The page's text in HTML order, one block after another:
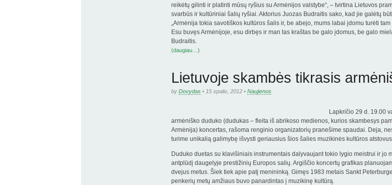
reikėtų gilinti ir platinti mūsų ryšius su Armėnijos valstybe“, – tvirtina Lietuvos
svarbūs ir kultūriniai šalių ryšiai. Aktorius Juozas Budraitis sako, kad jie galėtų
„Armėnija tokia savotiškos kultūros šalis ir, be abejo, mums labai įdomu turėti
Esu buvęs Armėnijoje, esu dirbęs ir man tas kraštas be galo įdomus, be galo
Budraitis.
(daugiau…)
Lietuvoje skambės tikrasis
by Dovydas • 15 spalio, 2012 • Naujienos
Lapkričio 29 d. 19.00
armėniško duduko (dudukas – fleita iš abrikoso medienos, kurios skambesys
Armėnija) koncertas, rašoma renginio organizatorių pranešime spaudai. Deja,
turime unikalią galimybę išvysti geriausius šios šalies muzikinės kultūros atstovus.
Duduko duetas su klavišiniais instrumentais dalyvaujant tokio lygio meistrui ir
antplūdį daugelyje prestižinių Europos salių. Argiščio koncertų grafikas
dvejus metus. Šiek tiek apie patį menininką. Gimęs 1983 metais Sankt
penkerių metų amžiaus buvo panardintas į muzikinę kultūrą.